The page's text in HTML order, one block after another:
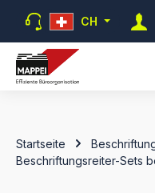
Zum Hauptinhalt springen
CH
Startseite
Beschriftungsreiter-Sets